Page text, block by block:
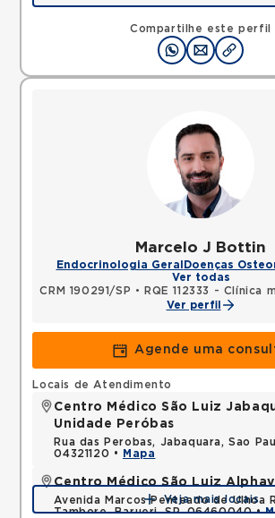
Compartilhe este perfil
Avenida Tiradentes, Jardim
SP, 07090000 •
Mapa
Marcelo J Bottin
Endocrinologia Geral Doenças
Ver todas
CRM 190291/SP • RQE 112333 - Clínica
Ver perfil
Agende uma
Locais de Atendimento
Centro Médico São Luiz
Unidade Peróbas
Rua das Perobas, Jabaquara, Sao
04321120 •
Mapa
Centro Médico São Luiz
Avenida Marcos Penteado de Ulhoa
Tambore, Barueri, SP, 06460040 •
Veja mais locais